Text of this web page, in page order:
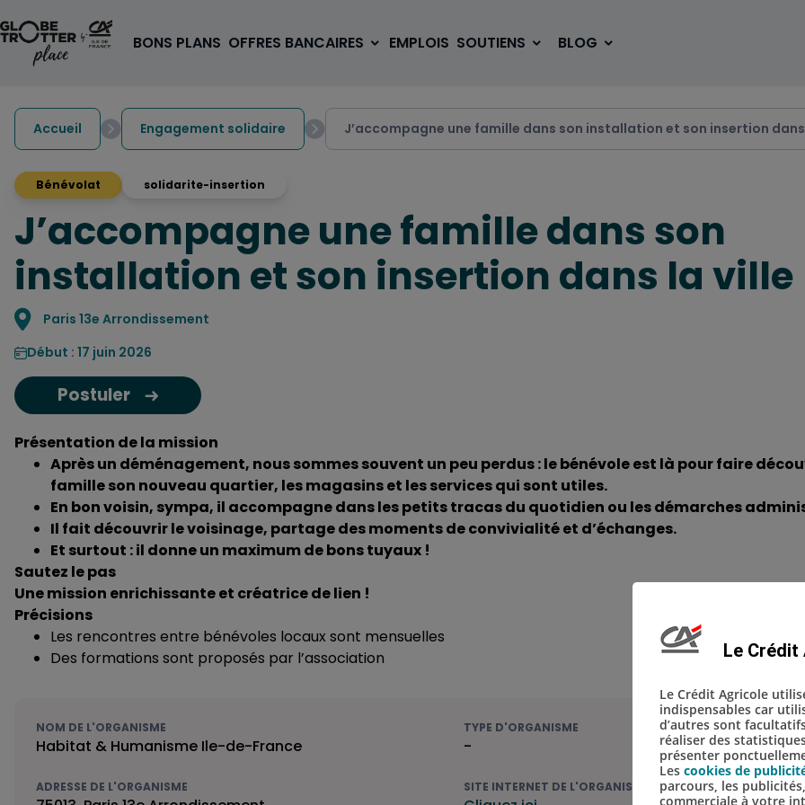
BONS PLANS OFFRES BANCAIRES EMPLOIS SOUTIENS BLOG
1 carte, 0 frais à l'étranger
pour les 18/30 ans VOYAGER ÉTUDIER
Accueil Engagement solidaire J’accompagne une famille dans son installation et son insertion
Bénévolat solidarite-insertion
J’accompagne une famille dans son
installation et son insertion dans la ville
Localisation
Paris 13e Arrondissement
Début : 17 juin 2026
Postuler
Présentation de la mission
Après un déménagement, nous sommes souvent un peu perdus : le bénévole est là pour faire
famille son nouveau quartier, les magasins et les services qui sont utiles.
En bon voisin, sympa, il accompagne dans les petits tracas du quotidien ou les démarches
Il fait découvrir le voisinage, partage des moments de convivialité et d’échanges.
Et surtout : il donne un maximum de bons tuyaux !
Sautez le pas
Une mission enrichissante et créatrice de lien !
Précisions
Les rencontres entre bénévoles locaux sont mensuelles
Des formations sont proposés par l’association
NOM DE L'ORGANISME
Habitat & Humanisme Ile-de-France
TYPE D'ORGANISME
-
ADRESSE DE L'ORGANISME SITE INTERNET DE L'ORGANISME
Le
Le Crédit Agricole
indispensables car
d’autres sont
réaliser des
présenter
Les cookies de
parcours, les
commerciale à votre